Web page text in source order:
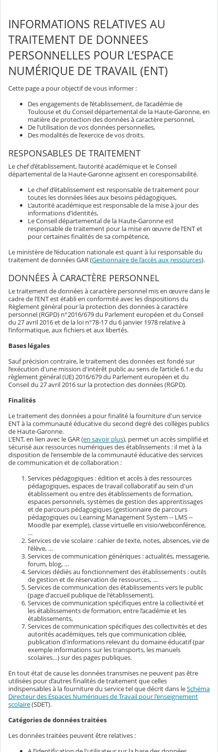
INFORMATIONS RELATIVES AU
TRAITEMENT DE DONNEES
PERSONNELLES POUR L’ESPACE
NUMÉRIQUE DE TRAVAIL (ENT)
Cette page a pour objectif de vous informer :
Des engagements de l’établissement, de l’académie de
Toulouse et du Conseil départemental de la Haute-Garonne, en
matière de protection des données à caractère personnel,
De l’utilisation de vos données personnelles,
Des modalités de l’exercice de vos droits.
RESPONSABLES DE TRAITEMENT
Le chef d’établissement, l’autorité académique et le Conseil
départemental de la Haute-Garonne agissent en coresponsabilité.
Le chef d’établissement est responsable de traitement pour
toutes les données liées aux besoins pédagogiques,
L’autorité académique est responsable de la mise à jour des
informations d’identités,
Le Conseil départemental de la Haute-Garonne est
responsable de traitement pour la mise en œuvre de l’ENT et
pour certaines finalités de sa compétence,
Le ministère de l’éducation nationale est quant à lui responsable du
traitement de données GAR (Gestionnaire de l’accès aux ressources).
DONNÉES À CARACTÈRE PERSONNEL
Le traitement de données à caractère personnel mis en œuvre dans le
cadre de l’ENT est établi en conformité avec les dispositions du
Règlement général pour la protection des données à caractère
personnel (RGPD) n°2016/679 du Parlement européen et du Conseil
du 27 avril 2016 et de la loi n°78-17 du 6 janvier 1978 relative à
l’informatique, aux fichiers et aux libertés.
Bases légales
Sauf précision contraire, le traitement des données est fondé sur
l’exécution d'une mission d'intérêt public au sens de l’article 6.1.e du
règlement général (UE) 2016/679 du Parlement européen et du
Conseil du 27 avril 2016 sur la protection des données (RGPD).
Finalités
Le traitement des données a pour finalité la fourniture d'un service
ENT à la communauté éducative du second degré des collèges publics
de Haute-Garonne.
L’ENT, en lien avec le GAR (en savoir plus), permet un accès simplifié et
sécurisé aux ressources numériques des établissements : il met à la
disposition de l'ensemble de la communauté éducative des services
de communication et de collaboration :
Services pédagogiques : édition et accès à des ressources
pédagogiques, espaces de travail collaboratif au sein d'un
établissement ou entre des établissements de formation,
espaces personnels, systèmes de gestion des apprentissages
et de parcours pédagogiques (gestionnaire de parcours
pédagogiques ou Learning Management System -- LMS --
Moodle par exemple), classe virtuelle en visio/webconférence,
…
Services de vie scolaire : cahier de texte, notes, absences, vie de
l'élève, …
Services de communication génériques : actualités, messagerie,
forum, blog, …
Services dédiés au fonctionnement des établissements : outils
de gestion et de réservation de ressources, …
Services de communication des établissements vers le public
(page d'accueil publique de l'établissement),
Services de communication spécifiques entre la collectivité et
les établissements de formation, entre l’académie et les
établissements,
Services de communication spécifiques des collectivités et des
autorités académiques, tels que communication ciblée,
publication d'informations relevant du domaine éducatif (par
exemple informations sur les transports, les manuels
scolaires…) sur des pages publiques.
En tout état de cause les données transmises ne peuvent pas être
utilisées pour d’autres finalités de traitement que celles
indispensables à la fourniture du service tel que décrit dans leSchéma
Directeur des Espaces Numériques de Travail pour l'enseignement
scolaire(SDET).
Catégories de données traitées
Les données traitées peuvent être relatives :